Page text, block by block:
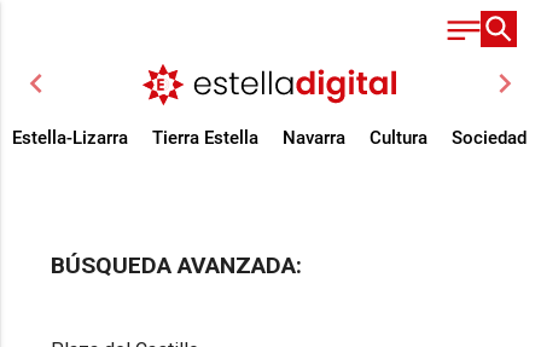
chevron_left chevron_right
Estella-Lizarra Tierra Estella Navarra Cultura Sociedad
BÚSQUEDA AVANZADA: